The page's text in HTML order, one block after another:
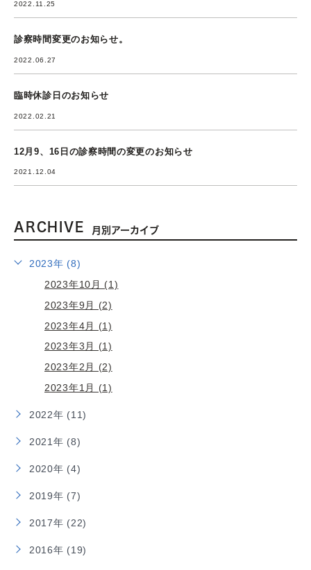
2022.11.25
診察時間変更のお知らせ。
2022.06.27
臨時休診日のお知らせ
2022.02.21
12月9、16日の診察時間の変更のお知らせ
2021.12.04
ARCHIVE 月別アーカイブ
2023年 (8)
2023年10月 (1)
2023年9月 (2)
2023年4月 (1)
2023年3月 (1)
2023年2月 (2)
2023年1月 (1)
2022年 (11)
2021年 (8)
2020年 (4)
2019年 (7)
2017年 (22)
2016年 (19)